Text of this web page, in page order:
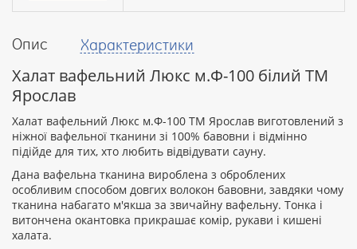
Опис Характеристики
Халат вафельний Люкс м.Ф-100 білий ТМ
Ярослав
Халат вафельний Люкс м.Ф-100 ТМ Ярослав виготовлений з
ніжної вафельної тканини зі 100% бавовни і відмінно
підійде для тих, хто любить відвідувати сауну.
Дана вафельна тканина вироблена з оброблених
особливим способом довгих волокон бавовни, завдяки чому
тканина набагато м'якша за звичайну вафельну. Тонка і
витончена окантовка прикрашає комір, рукави і кишені
халата.
Ваш
Рейтинг:
ПРОДОВЖИТИ